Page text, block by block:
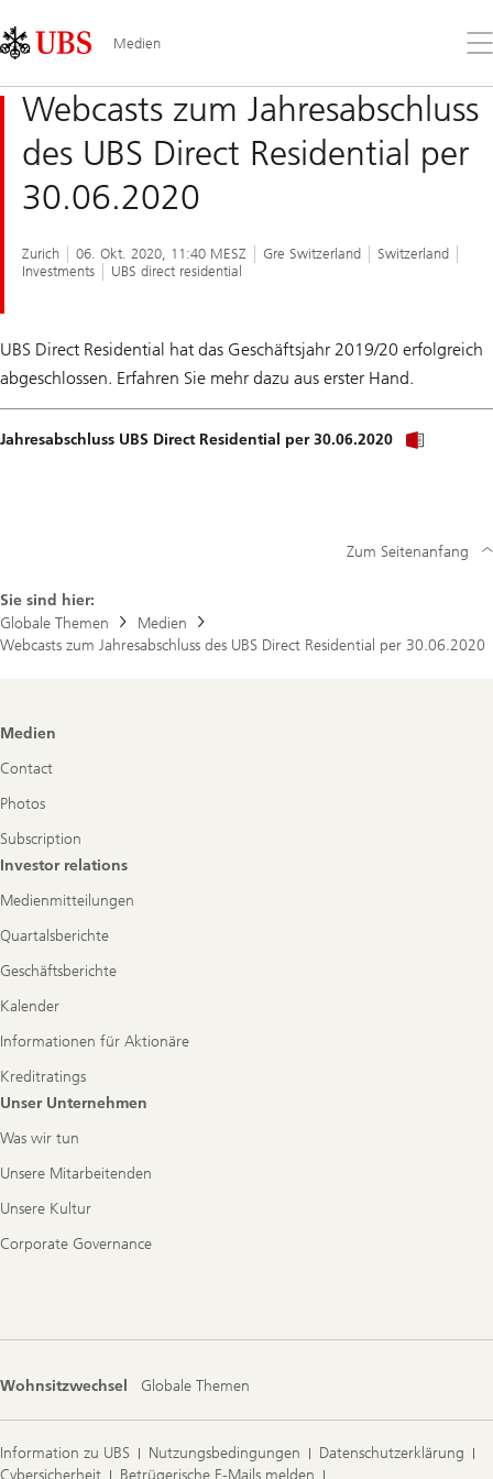
Links
Area
Medien
Sie
Webcasts zum Jahresabschluss
des UBS Direct Residential per
30.06.2020
Zurich 06. Okt. 2020, 11:40 MESZ Gre Switzerland
Switzerland
Investments
UBS direct residential
UBS Direct Residential hat das Geschäftsjahr 2019/20 erfolgreich
abgeschlossen. Erfahren Sie mehr dazu aus erster Hand.
Jahresabschluss UBS Direct Residential per 30.06.2020
Sie sind hier:
Globale Themen
Medien
Webcasts zum Jahresabschluss des UBS Direct Residential per 30.06.2020
Zum Seitenanfang
Footer
Medien
Contact
Photos
Subscription
Investor relations
Medienmitteilungen
Quartalsberichte
Geschäftsberichte
Kalender
Informationen für Aktionäre
Kreditratings
Unser Unternehmen
Was wir tun
Unsere Mitarbeitenden
Unsere Kultur
Corporate Governance
Wohnsitzwechsel Globale Themen
Information zu UBS Nutzungsbedingungen
Datenschutzerklärung
Cybersicherheit
Betrügerische E-Mails melden